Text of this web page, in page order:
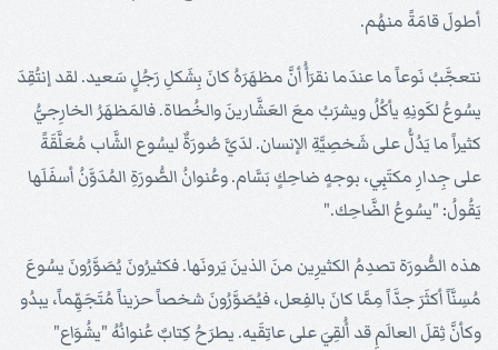
أطولَ قامَةً منهُم.
نتعجَّبُ نَوعاً ما عندَما نقرَأُ أنَّ مظهَرَهُ كانَ بِشَكلِ رَجُلٍ سَعيد. لقد إنتُقِدَ
يسُوعُ لكَونِهِ يأكُلُ ويشرَبُ معَ العَشَّارينَ والخُطاة. فالمَظهَرُ الخارِجيُّ
كثيراً ما يَدُلُّ على شَخصِيَّةِ الإنسان. لدَيَّ صُورَةٌ ليسُوع الشَّاب مُعَلَّقَةً
على جِدارِ مكتَبِي، بوجهٍ ضاحِكٍ بَسَّام. وعُنوانُ الصُّورَةِ المُدَوَّنُ أسفَلَها
يَقُولُ: "يسُوعُ الضَّاحِك."
هذه الصُّورَة تصدِمُ الكثيرِين منَ الذينَ يَرونَها. فكثيرُونَ يُصَوَّرُونَ يسُوعَ
مُسِنَّاً أكثَرَ جدَّاً مِمَّا كانَ بالفِعل، فيُصَوَّرُونَ شخصاً حزيناً مُتَجَهِّماً، يبدُو
وكأنَّ ثِقلَ العالَمِ قد أُلقِيَ على عاتِقَيه. يطرَحُ كِتابٌ عُنوانُهُ "يشُوَاع"